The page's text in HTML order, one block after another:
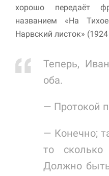
хорошо передаёт
названием «На
Нарвский листок» (1924
Теперь,
оба.
— Протокой
— Конечно;
то
Должно